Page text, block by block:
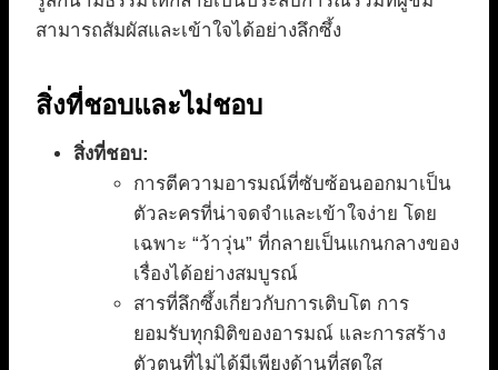
สามารถสัมผัสและเข้าใจได้อย่างลึกซึ้ง
สิ่งที่ชอบและไม่ชอบ
สิ่งที่ชอบ:
การตีความอารมณ์ที่ซับซ้อนออกมาเป็น
ตัวละครที่น่าจดจำและเข้าใจง่าย โดย
เฉพาะ “ว้าวุ่น” ที่กลายเป็นแกนกลางของ
เรื่องได้อย่างสมบูรณ์
สารที่ลึกซึ้งเกี่ยวกับการเติบโต การ
ยอมรับทุกมิติของอารมณ์ และการสร้าง
ตัวตนที่ไม่ได้มีเพียงด้านที่สดใส